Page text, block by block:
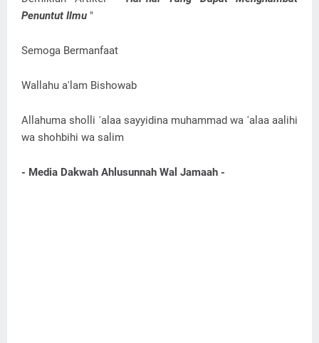
Penuntut Ilmu "
Semoga Bermanfaat
Wallahu a'lam Bishowab
Allahuma sholli 'alaa sayyidina muhammad wa 'alaa aalihi
wa shohbihi wa salim
- Media Dakwah Ahlusunnah Wal Jamaah -